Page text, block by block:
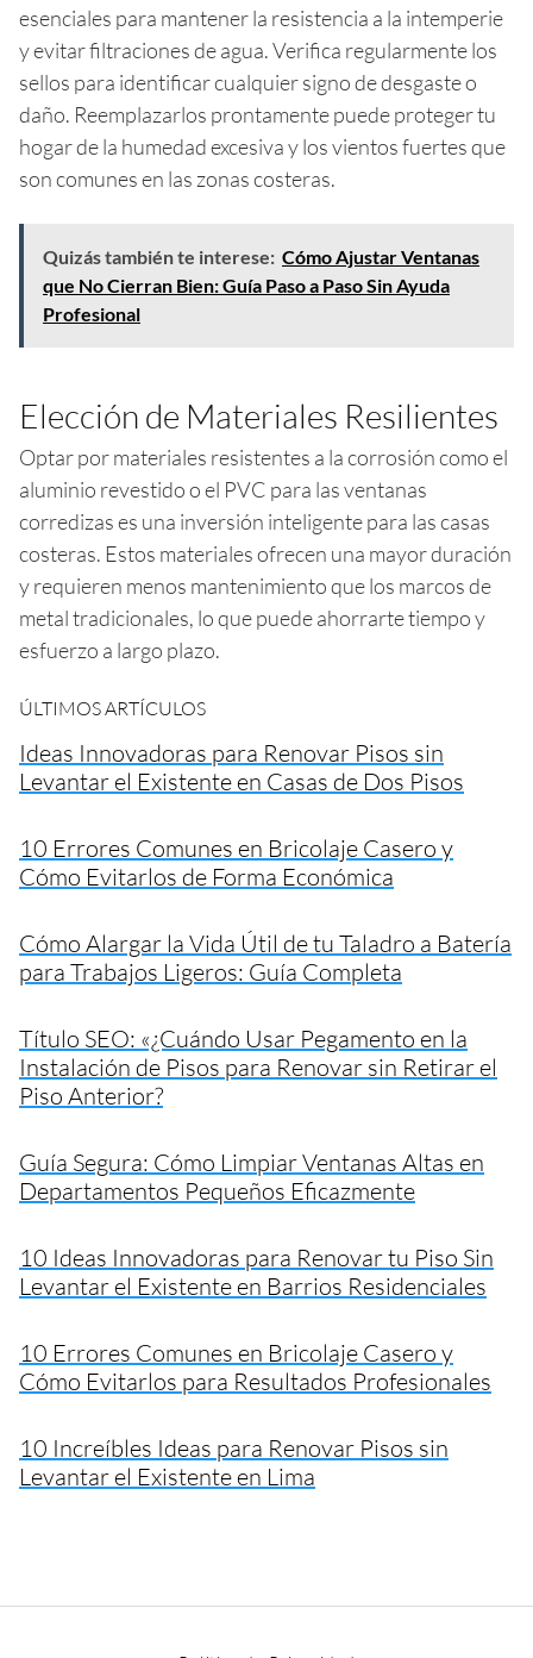
esenciales para mantener la resistencia a la intemperie
y evitar filtraciones de agua. Verifica regularmente los
sellos para identificar cualquier signo de desgaste o
daño. Reemplazarlos prontamente puede proteger tu
hogar de la humedad excesiva y los vientos fuertes que
son comunes en las zonas costeras.
Quizás también te interese: Cómo Ajustar Ventanas
que No Cierran Bien: Guía Paso a Paso Sin Ayuda
Profesional
Elección de Materiales Resilientes
Optar por materiales resistentes a la corrosión como el
aluminio revestido o el PVC para las ventanas
corredizas es una inversión inteligente para las casas
costeras. Estos materiales ofrecen una mayor duración
y requieren menos mantenimiento que los marcos de
metal tradicionales, lo que puede ahorrarte tiempo y
esfuerzo a largo plazo.
ÚLTIMOS ARTÍCULOS
Ideas Innovadoras para Renovar Pisos sin
Levantar el Existente en Casas de Dos Pisos
10 Errores Comunes en Bricolaje Casero y
Cómo Evitarlos de Forma Económica
Cómo Alargar la Vida Útil de tu Taladro a Batería
para Trabajos Ligeros: Guía Completa
Título SEO: «¿Cuándo Usar Pegamento en la
Instalación de Pisos para Renovar sin Retirar el
Piso Anterior?
Guía Segura: Cómo Limpiar Ventanas Altas en
Departamentos Pequeños Eficazmente
10 Ideas Innovadoras para Renovar tu Piso Sin
Levantar el Existente en Barrios Residenciales
10 Errores Comunes en Bricolaje Casero y
Cómo Evitarlos para Resultados Profesionales
10 Increíbles Ideas para Renovar Pisos sin
Levantar el Existente en Lima